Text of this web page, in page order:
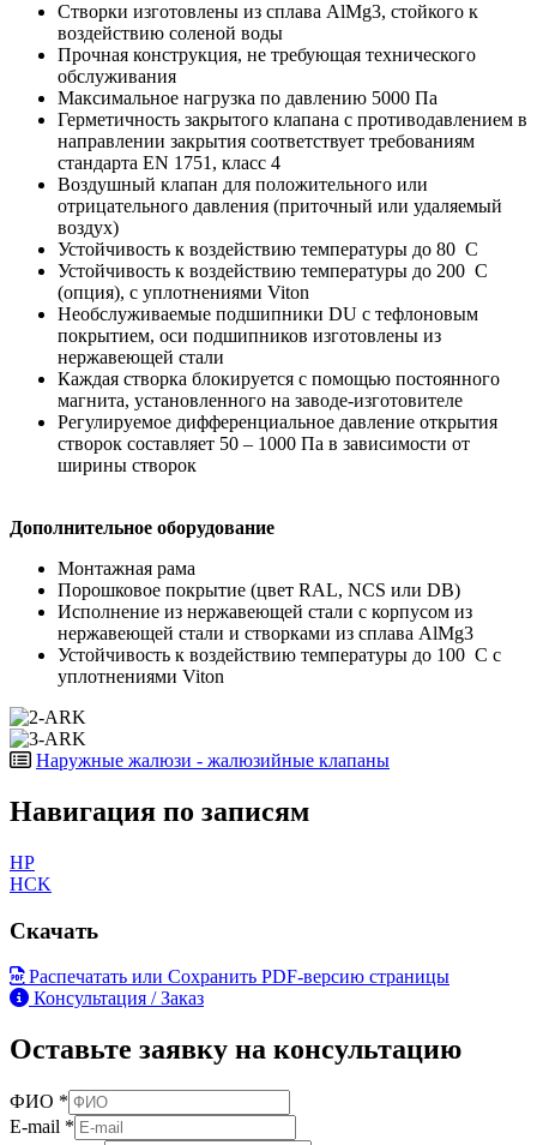
Створки изготовлены из сплава AlMg3, стойкого к
воздействию соленой воды
Прочная конструкция, не требующая технического
обслуживания
Максимальное нагрузка по давлению 5000 Па
Герметичность закрытого клапана с противодавлением в
направлении закрытия соответствует требованиям
стандарта EN 1751, класс 4
Воздушный клапан для положительного или
отрицательного давления (приточный или удаляемый
воздух)
Устойчивость к воздействию температуры до 80 C
Устойчивость к воздействию температуры до 200 C
(опция), с уплотнениями Viton
Необслуживаемые подшипники DU с тефлоновым
покрытием, оси подшипников изготовлены из
нержавеющей стали
Каждая створка блокируется с помощью постоянного
магнита, установленного на заводе-изготовителе
Регулируемое дифференциальное давление открытия
створок составляет 50 – 1000 Па в зависимости от
ширины створок
Дополнительное оборудование
Монтажная рама
Порошковое покрытие (цвет RAL, NCS или DB)
Исполнение из нержавеющей стали с корпусом из
нержавеющей стали и створками из сплава AlMg3
Устойчивость к воздействию температуры до 100 C с
уплотнениями Viton
Наружные жалюзи - жалюзийные клапаны
Навигация по записям
HP
HCK
Скачать
Распечатать или Сохранить PDF-версию страницы
Консультация / Заказ
Оставьте заявку на консультацию
ФИО *
E-mail *